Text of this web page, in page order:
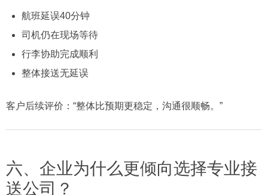
航班延误40分钟
司机仍在现场等待
行李协助完成顺利
整体接送无延误
客户后续评价：“整体比预期更稳定，沟通很顺畅。”
六、企业为什么更倾向选择专业接
送公司？